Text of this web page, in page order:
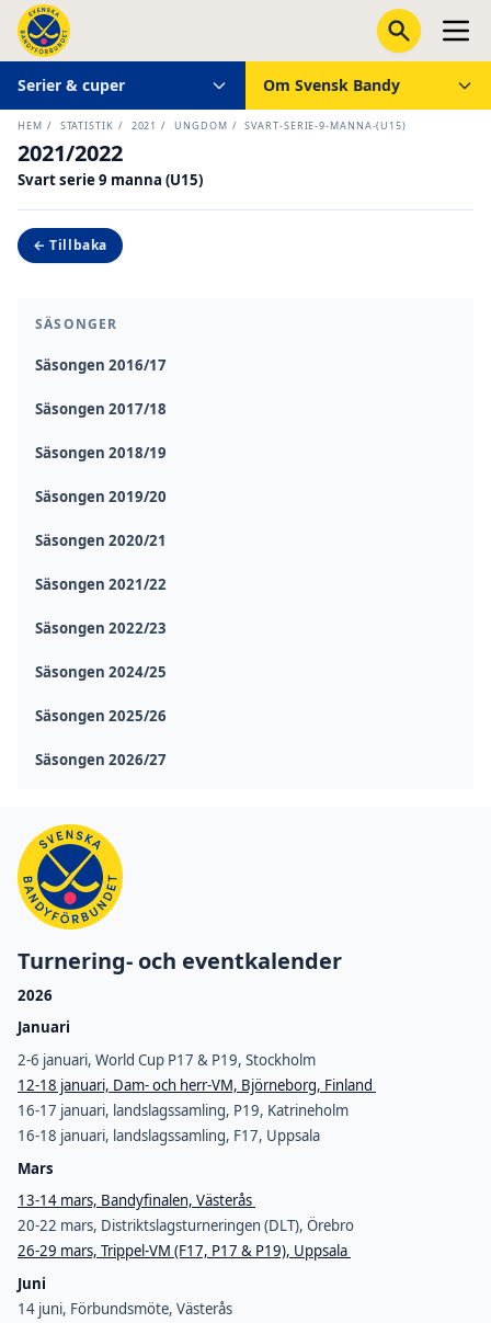
Serier & cuper Om Svensk Bandy
HEM / STATISTIK / 2021 / UNGDOM / SVART-SERIE-9-MANNA-(U15)
SÄSONGER
Säsongen 2016/17
Säsongen 2017/18
Säsongen 2018/19
Säsongen 2019/20
Säsongen 2020/21
Säsongen 2021/22
Säsongen 2022/23
Säsongen 2024/25
Säsongen 2025/26
Säsongen 2026/27
2021/2022
Svart serie 9 manna (U15)
← Tillbaka
Turnering- och eventkalender
2026
Januari
2-6 januari, World Cup P17 & P19, Stockholm
12-18 januari, Dam- och herr-VM, Björneborg, Finland
16-17 januari, landslagssamling, P19, Katrineholm
16-18 januari, landslagssamling, F17, Uppsala
Mars
13-14 mars, Bandyfinalen, Västerås
20-22 mars, Distriktslagsturneringen (DLT), Örebro
26-29 mars, Trippel-VM (F17, P17 & P19), Uppsala
Juni
14 juni, Förbundsmöte, Västerås